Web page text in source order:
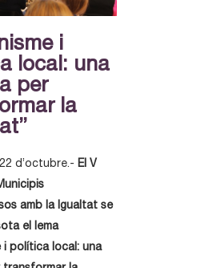
i
local: una
per
la
d’octubre.- El V
amb la Igualtat se
el lema
i política local: una